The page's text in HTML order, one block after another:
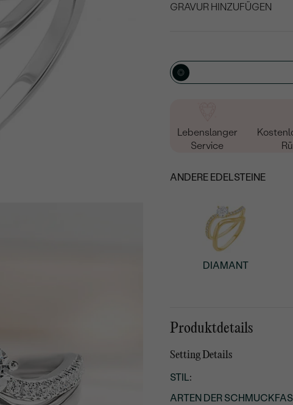
GRAVUR HINZUFÜGEN
Geben Sie Initialen/Text
15/ 15 ZEICHEN
Lebenslanger
Service
ANDERE EDELSTEINE
DIAMANT
Produktdetails
Setting Details
STIL:
ARTEN DER